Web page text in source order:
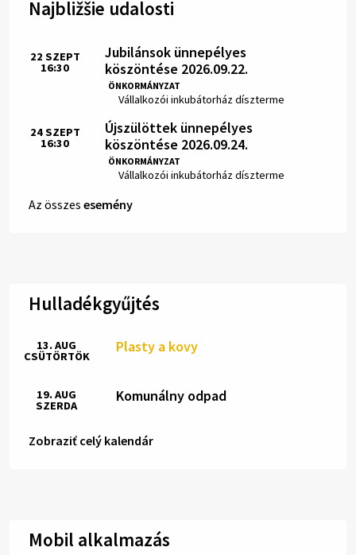
Najbližšie udalosti
Jubilánsok ünnepélyes
köszöntése 2026.09.22.
ÖNKORMÁNYZAT
Hely:
Vállalkozói inkubátorház díszterme
Idő:
22 SZEPT
16:30
Újszülöttek ünnepélyes
köszöntése 2026.09.24.
ÖNKORMÁNYZAT
Hely:
Vállalkozói inkubátorház díszterme
Idő:
24SZEPT
16:30
Az összes esemény
Hulladékgyűjtés
Plasty a kovy
13. AUG
CSÜTÖRTÖK
Komunálny odpad
19. AUG
SZERDA
Zobraziť celý kalendár
Mobil alkalmazás